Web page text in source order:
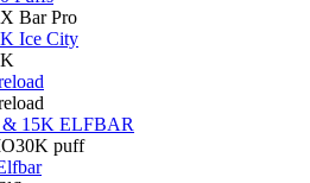
Bar Pro
Ice City
15K ELFBAR
puff